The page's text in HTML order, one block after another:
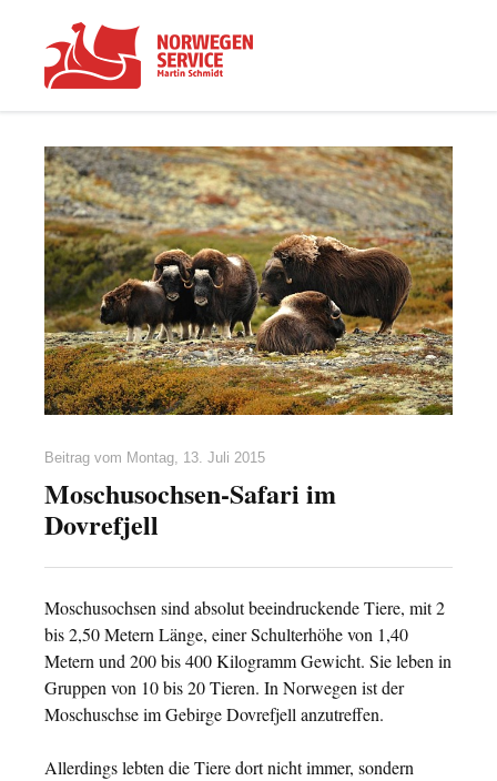
Beitrag vom Montag, 13. Juli 2015
Moschusochsen-Safari im
Dovrefjell
Moschusochsen sind absolut beeindruckende Tiere, mit 2
bis 2,50 Metern Länge, einer Schulterhöhe von 1,40
Metern und 200 bis 400 Kilogramm Gewicht. Sie leben in
Gruppen von 10 bis 20 Tieren. In Norwegen ist der
Moschuschse im Gebirge Dovrefjell anzutreffen.
Allerdings lebten die Tiere dort nicht immer, sondern